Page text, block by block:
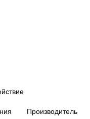
Производитель